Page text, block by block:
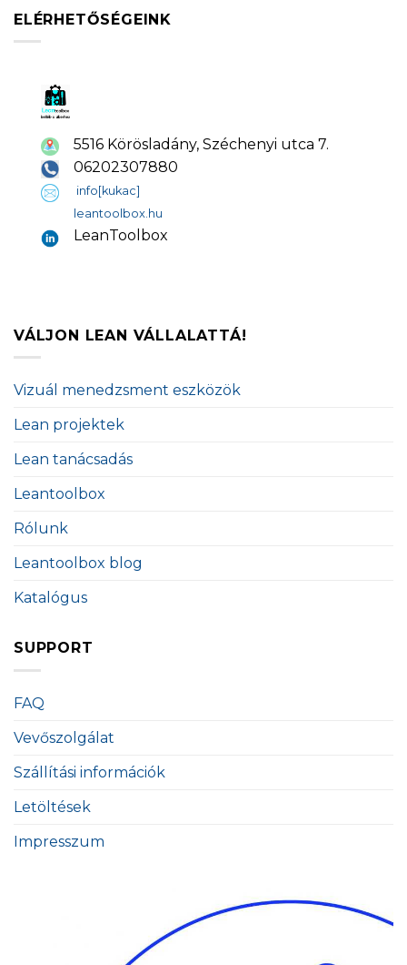
ELÉRHETŐSÉGEINK
5516 Körösladány, Széchenyi utca 7.
06202307880
info[kukac]
leantoolbox.hu
LeanToolbox
VÁLJON LEAN VÁLLALATTÁ!
Vizuál menedzsment eszközök
Lean projektek
Lean tanácsadás
Leantoolbox
Rólunk
Leantoolbox blog
Katalógus
SUPPORT
FAQ
Vevőszolgálat
Szállítási információk
Letöltések
Impresszum